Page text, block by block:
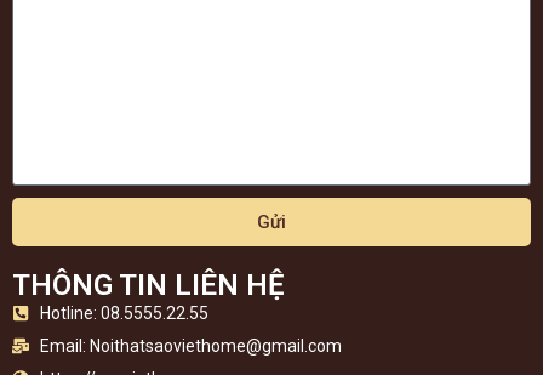
Gửi
THÔNG TIN LIÊN HỆ
Hotline: 08.5555.22.55
Email: Noithatsaoviethome@gmail.com